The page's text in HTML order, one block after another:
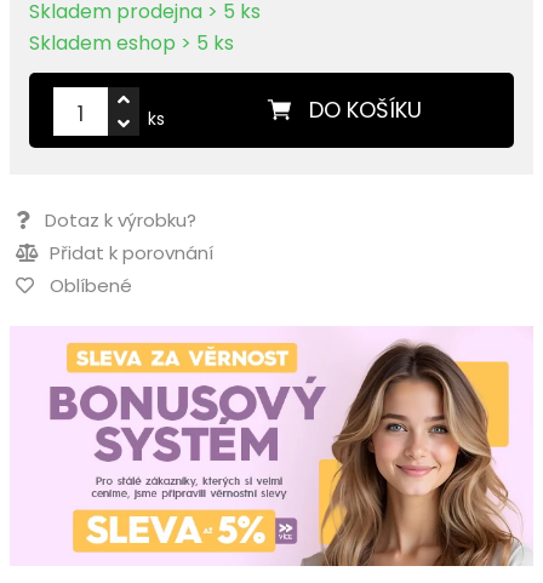
Skladem prodejna > 5 ks
Skladem eshop > 5 ks
DO KOŠÍKU
ks
Dotaz k výrobku?
Přidat k porovnání
Oblíbené